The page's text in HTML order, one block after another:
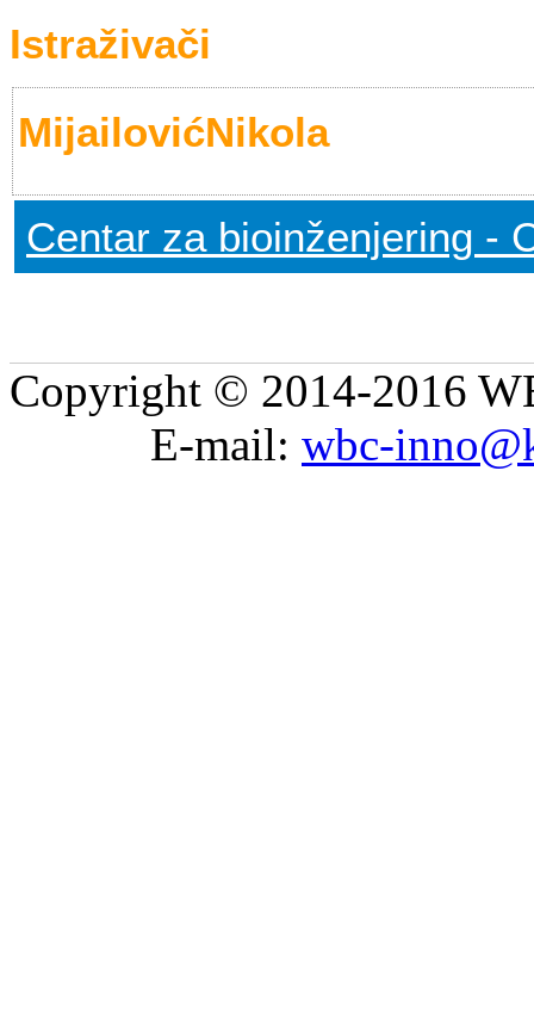
Istraživači
MijailovićNikola
Centar za bioinženjering -
Copyright © 2014-2016
E-mail: wbc-